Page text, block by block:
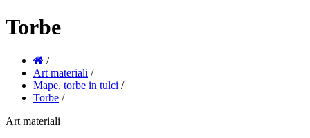
Torbe
/
Art materiali /
Mape, torbe in tulci /
Torbe /
Art materiali